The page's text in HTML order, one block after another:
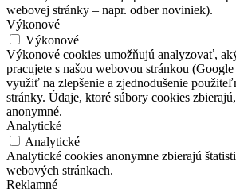
webovej stránky – napr. odber noviniek).
Výkonové
Výkonové
Výkonové cookies umožňujú analyzovať,
pracujete s našou webovou stránkou
využiť na zlepšenie a zjednodušenie
stránky. Údaje, ktoré súbory cookies
anonymné.
Analytické
Analytické
Analytické cookies anonymne zbierajú
webových stránkach.
Reklamné